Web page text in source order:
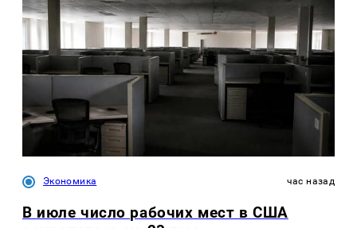
Экономика час назад
В июле число рабочих мест в США